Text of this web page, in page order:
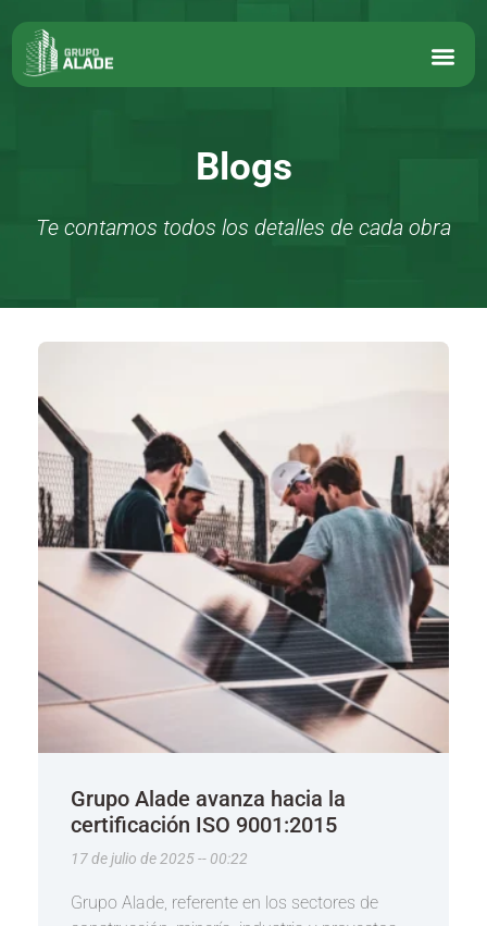
Blogs
Te contamos todos los detalles de cada obra
Grupo Alade avanza hacia la
certificación ISO 9001:2015
17 de julio de 2025 00:22
Grupo Alade, referente en los sectores de